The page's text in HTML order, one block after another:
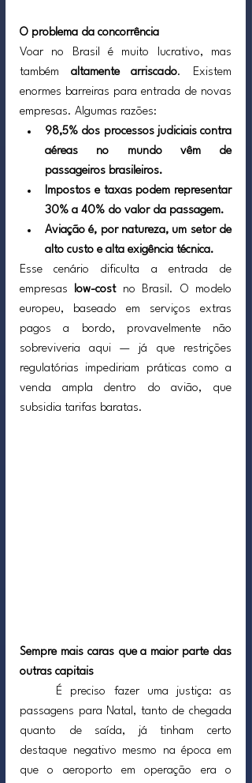
O problema da concorrência
Voar no Brasil é muito lucrativo, mas
também altamente arriscado. Existem
enormes barreiras para entrada de novas
empresas. Algumas razões:
98,5% dos processos judiciais contra
aéreas no mundo vêm de
passageiros brasileiros.
Impostos e taxas podem representar
30% a 40% do valor da passagem.
Aviação é, por natureza, um setor de
alto custo e alta exigência técnica.
Esse cenário dificulta a entrada de
empresas
low-cost no Brasil. O modelo
europeu, baseado em serviços extras
pagos a bordo, provavelmente não
sobreviveria aqui — já que restrições
regulatórias impediriam práticas como a
venda ampla dentro do avião, que
subsidia tarifas baratas.
Sempre mais caras que a maior parte das
outras capitais
passagens para Natal, tanto de chegada
quanto de saída, já tinham certo
destaque negativo mesmo na época em
que o aeroporto em operação era o